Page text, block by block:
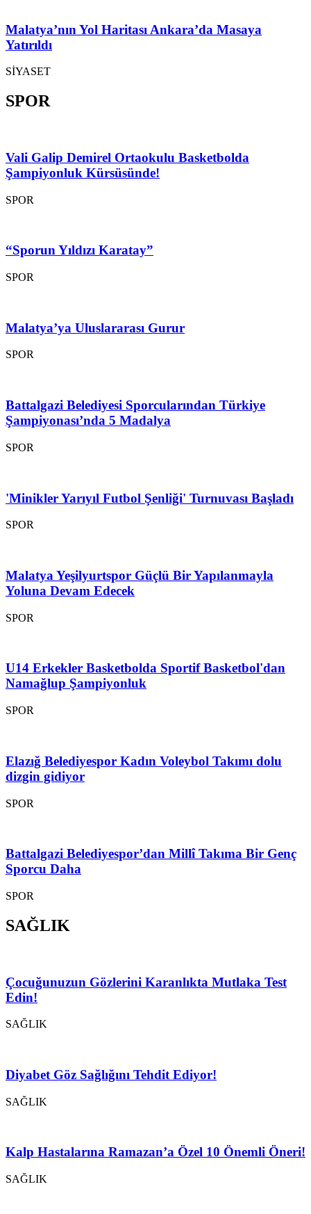
Malatya’nın Yol Haritası Ankara’da Masaya
Yatırıldı
SİYASET
SPOR
Vali Galip Demirel Ortaokulu Basketbolda
Şampiyonluk Kürsüsünde!
SPOR
“Sporun Yıldızı Karatay”
SPOR
Malatya’ya Uluslararası Gurur
SPOR
Battalgazi Belediyesi Sporcularından Türkiye
Şampiyonası’nda 5 Madalya
SPOR
'Minikler Yarıyıl Futbol Şenliği' Turnuvası Başladı
SPOR
Malatya Yeşilyurtspor Güçlü Bir Yapılanmayla
Yoluna Devam Edecek
SPOR
U14 Erkekler Basketbolda Sportif Basketbol'dan
Namağlup Şampiyonluk
SPOR
Elazığ Belediyespor Kadın Voleybol Takımı dolu
dizgin gidiyor
SPOR
Battalgazi Belediyespor’dan Millî Takıma Bir Genç
Sporcu Daha
SPOR
SAĞLIK
Çocuğunuzun Gözlerini Karanlıkta Mutlaka Test
Edin!
SAĞLIK
Diyabet Göz Sağlığını Tehdit Ediyor!
SAĞLIK
Kalp Hastalarına Ramazan’a Özel 10 Önemli Öneri!
SAĞLIK